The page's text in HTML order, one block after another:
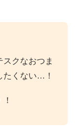
クなおつま
たくない…！